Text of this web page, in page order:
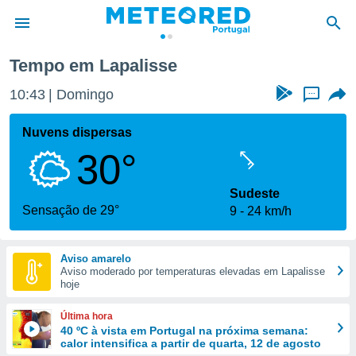
da
foi
fornecidas
a este
das
e
forma
digital
Tempo em Lapalisse
10:43 Domingo ...
Nuvens dispersas
30°
Sensação de 29°
Sudeste
9
24 km/h
Aviso amarelo
Aviso moderado por temperaturas elevadas em Lapalisse
hoje
Última hora
40 ºC à vista em Portugal na próxima semana:
calor intensifica a partir de quarta, 12 de agosto